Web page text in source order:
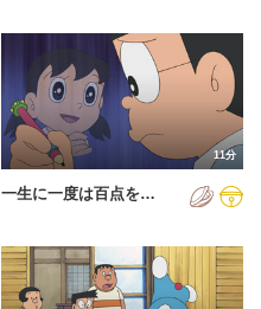
11分
一生に一度は百点を…